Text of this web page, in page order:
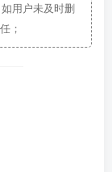
用户未及时删
；